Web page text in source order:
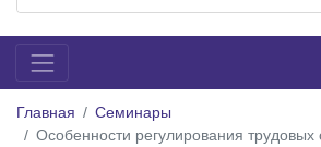
Главная
Семинары
Особенности регулирования